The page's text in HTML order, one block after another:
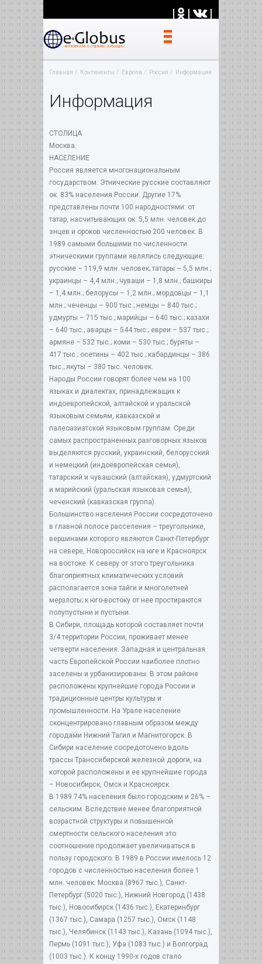
| | |
Главная Континенты Европа Россия Информация
Информация
СТОЛИЦА
Москва.
НАСЕЛЕНИЕ
Россия является многонациональным
государством. Этнические русские составляют
ок. 83% населения России. Другие 17%
представлены почти 100 народностями: от
татар, насчитывающих ок. 5,5 млн. человек до
энцев и ороков численностью 200 человек. В
1989 самыми большими по численности
этническими группами являлись следующие:
русские – 119,9 млн. человек; татары – 5,5 млн.;
украинцы – 4,4 млн.; чуваши – 1,8 млн.; башкиры
– 1,4 млн.; белорусы – 1,2 млн.; мордовцы – 1,1
млн.; чеченцы – 900 тыс.; немцы – 840 тыс.;
удмурты – 715 тыс.; марийцы – 640 тыс.; казахи
– 640 тыс.; аварцы – 544 тыс.; евреи – 537 тыс.;
армяне – 532 тыс.; коми – 530 тыс.; буряты –
417 тыс.; осетины – 402 тыс.; кабардинцы – 386
тыс.; якуты – 380 тыс. человек.
Народы России говорят более чем на 100
языках и диалектах, принадлежащих к
индоевропейской, алтайской и уральской
языковым семьям, кавказской и
палеоазиатской языковым группам. Среди
самых распространенных разговорных языков
выделяются русский, украинский, белорусский
и немецкий (индоевропейская семья),
татарский и чувашский (алтайская), удмуртский
и марийский (уральская языковая семья),
чеченский (кавказская группа).
Большинство населения России сосредоточено
в главной полосе расселения – треугольнике,
вершинами которого являются Санкт-Петербург
на севере, Новороссийск на юге и Красноярск
на востоке. К северу от этого треугольника
благоприятных климатических условий
располагается зона тайги и многолетней
мерзлоты; к юго-востоку от нее простираются
полупустыни и пустыни.
В Сибири, площадь которой составляет почти
3/4 территории России, проживает менее
четверти населения. Западная и центральная
часть Европейской России наиболее плотно
заселены и урбанизированы. В этом районе
расположены крупнейшие города России и
традиционные центры культуры и
промышленности. На Урале население
сконцентрировано главным образом между
городами Нижний Тагил и Магнитогорск. В
Сибири население сосредоточено вдоль
трассы Транссибирской железной дороги, на
которой расположены и ее крупнейшие города
– Новосибирск, Омск и Красноярск.
В 1989 74% населения было городским и 26% –
сельским. Вследствие менее благоприятной
возрастной структуры и повышенной
смертности сельского населения это
соотношение продолжает увеличиваться в
пользу городского. В 1989 в России имелось 12
городов с численностью населения более 1
млн. человек: Москва (8967 тыс.), Санкт-
Петербург (5020 тыс.), Нижний Новгород (1438
тыс.), Новосибирск (1436 тыс.), Екатеринбург
(1367 тыс.), Самара (1257 тыс.), Омск (1148
тыс.), Челябинск (1143 тыс.), Казань (1094 тыс.),
Пермь (1091 тыс.), Уфа (1083 тыс.) и Волгоград
(1003 тыс.). К концу 1990-х годов стало